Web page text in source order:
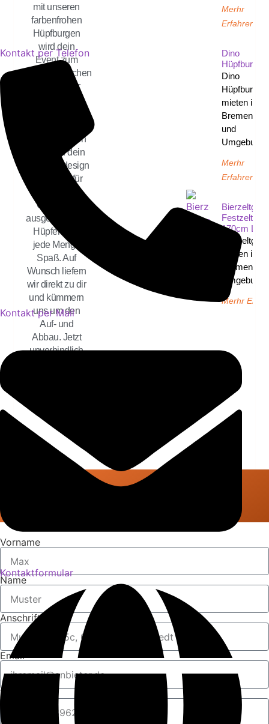
mit unseren
farbenfrohen
Hüpfburgen
wird dein
Event zum
unvergesslichen
Highlight für
verschiedenen
Modellen dein
Lieblingsdesign
und sorge für
Gesichter,
ausgelassenes
Hüpfen und
jede Menge
Spaß. Auf
Wunsch liefern
wir direkt zu dir
und kümmern
uns um den
Auf- und
Abbau. Jetzt
unverbindlich
Merhr
Erfahren
Dino
Hüpfburg
Dino
Hüpfburg
mieten in
Bremen
und
Umgebung
Merhr
Erfahren
170cm
mieten in
Bremen und
Umgebung
Merhr
2025 by Webdesign-
Vorname
Name
Anschrift
Email
Tel:
Kontakt per Telefon
Kontakt per Mail
Kontaktformular